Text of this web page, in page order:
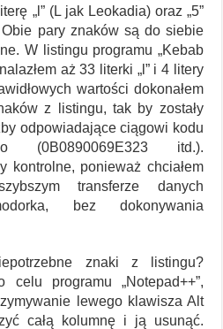
„l” (L jak Leokadia) oraz „5”
Obie pary znaków są do siebie
W listingu programu „Kebab
aż 33 literki „l” i 4 litery
wartości dokonałem
z listingu, tak by zostały
odpowiadające ciągowi kodu
(0B0890069E323 itd.).
kontrolne, ponieważ chciałem
transferze danych
bez dokonywania
znaki z listingu?
programu „Notepad++”,
lewego klawisza Alt
całą kolumnę i ją usunąć.